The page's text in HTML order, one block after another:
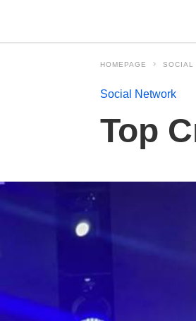
HOMEPAGE SOCIAL
Social Network
Top